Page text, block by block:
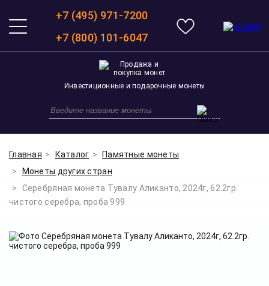
+7 (495) 971-7200
+7 (800) 101-6047
Инвестиционные и подарочные монеты
Главная Каталог
Памятные монеты
Монеты других стран
Серебряная монета Тувалу Аликанто, 2024г, 62.2гр.
чистого серебра, проба 999